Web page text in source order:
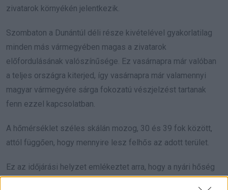
zivatarok környékén jelentkezik.
Szombaton a Dunántúl déli része kivételével gyakorlatilag
minden más vármegyében magas a zivatarok
előfordulásának valószínűsége. Ez vasárnapra már valóban
a teljes országra kiterjed, így vasárnapra már valamennyi
magyar vármegyére sárga fokozatú vészjelzést tartanak
fenn ezzel kapcsolatban.
A hőmérséklet széles skálán mozog, 30 és 39 fok között,
attól függően, hogy mennyire lesz felhős az adott terület.
Ez az időjárási helyzet emlékeztet arra, hogy a nyári hőség